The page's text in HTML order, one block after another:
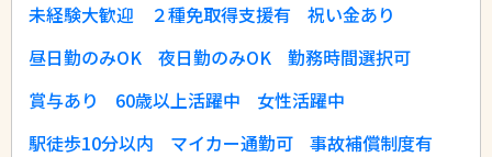
未経験大歓迎 ２種免取得支援有
祝い金あり
昼日勤のみOK
夜日勤のみOK
勤務時間選択可
賞与あり
60歳以上活躍中
女性活躍中
駅徒歩10分以内
マイカー通勤可
事故補償制度有